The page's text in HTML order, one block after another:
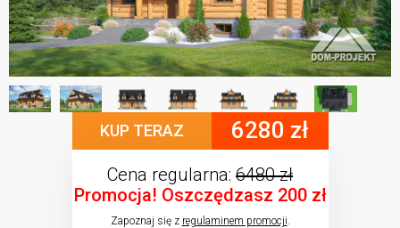
KUP TERAZ 6280 zł
Cena regularna: 6480 zł
Promocja! Oszczędzasz 200 zł
Zapoznaj się z regulaminem promocji